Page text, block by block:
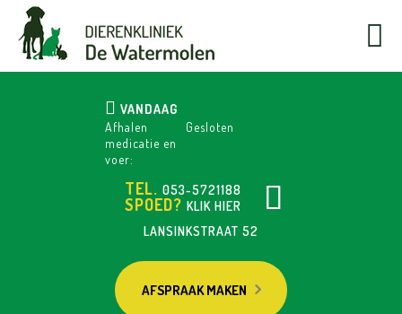
VANDAAG
Afhalen
medicatie en
voer:
Gesloten
TEL. 053-5721188
SPOED? KLIK HIER
LANSINKSTRAAT 52
AFSPRAAK MAKEN